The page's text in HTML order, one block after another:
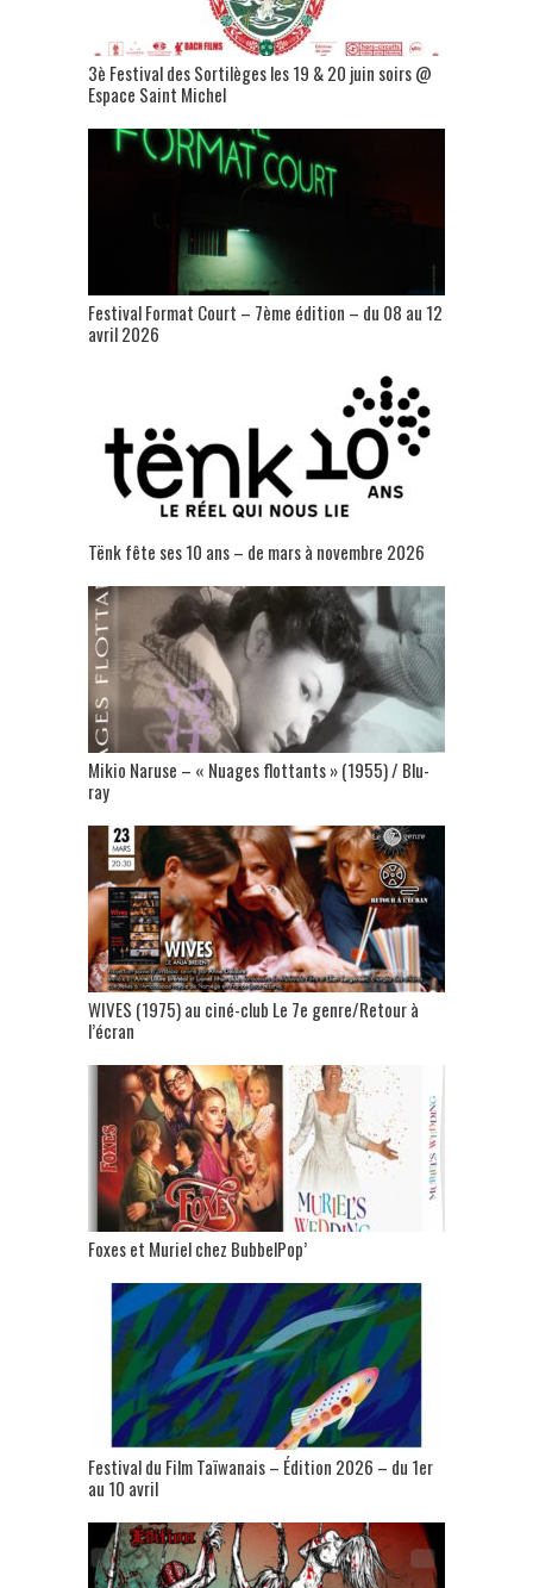
3è Festival des Sortilèges les 19 & 20 juin soirs @
Espace Saint Michel
Festival Format Court – 7ème édition – du 08 au 12
avril 2026
Tënk fête ses 10 ans – de mars à novembre 2026
Mikio Naruse – « Nuages flottants » (1955) / Blu-
ray
WIVES (1975) au ciné-club Le 7e genre/Retour à
l’écran
Foxes et Muriel chez BubbelPop’
Festival du Film Taïwanais – Édition 2026 – du 1er
au 10 avril